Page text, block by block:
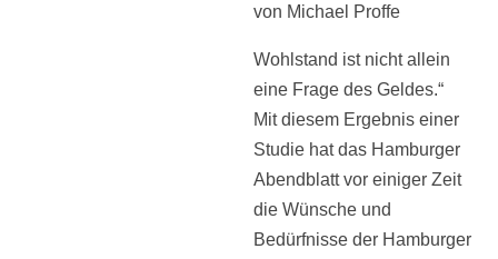
von Michael Proffe
Wohlstand ist nicht allein
eine Frage des Geldes.“
Mit diesem Ergebnis einer
Studie hat das Hamburger
Abendblatt vor einiger Zeit
die Wünsche und
Bedürfnisse der Hamburger